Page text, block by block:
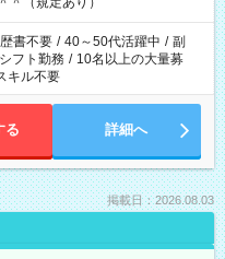
書不要 / 40～50代活躍中 / 副
シフト勤務 / 10名以上の大量募
キル不要
る 詳細へ
掲載日：2026.08.03